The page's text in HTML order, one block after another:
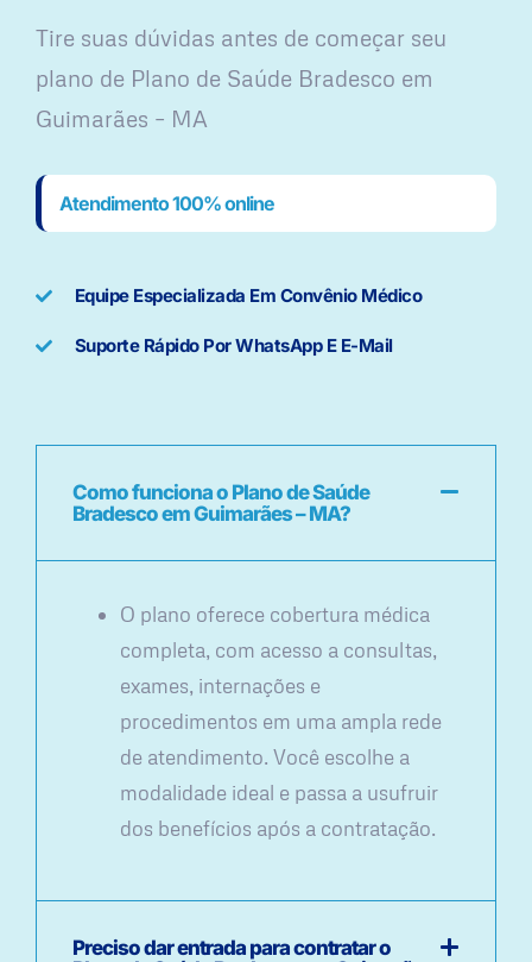
Tire suas dúvidas antes de começar seu
plano ​de Plano de Saúde Bradesco em
Guimarães – MA
Atendimento 100% online
Equipe Especializada Em Convênio Médico
Suporte Rápido Por WhatsApp E E-Mail
Como funciona o Plano de Saúde
Bradesco em Guimarães – MA?
O plano oferece cobertura médica
completa, com acesso a consultas,
exames, internações e
procedimentos em uma ampla rede
de atendimento. Você escolhe a
modalidade ideal e passa a usufruir
dos benefícios após a contratação.
Preciso dar entrada para contratar o